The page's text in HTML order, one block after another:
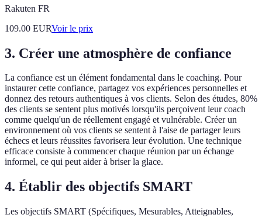
Rakuten FR
109.00 EURVoir le prix
3. Créer une atmosphère de confiance
La confiance est un élément fondamental dans le coaching. Pour
instaurer cette confiance, partagez vos expériences personnelles et
donnez des retours authentiques à vos clients. Selon des études, 80%
des clients se sentent plus motivés lorsqu'ils perçoivent leur coach
comme quelqu'un de réellement engagé et vulnérable. Créer un
environnement où vos clients se sentent à l'aise de partager leurs
échecs et leurs réussites favorisera leur évolution. Une technique
efficace consiste à commencer chaque réunion par un échange
informel, ce qui peut aider à briser la glace.
4. Établir des objectifs SMART
Les objectifs SMART (Spécifiques, Mesurables, Atteignables,